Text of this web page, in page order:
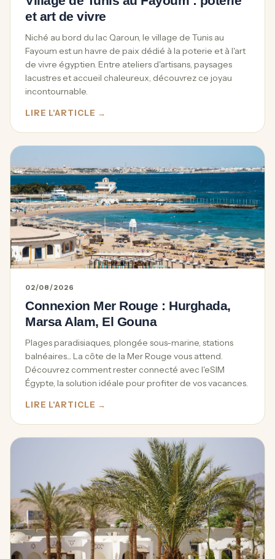
et art de vivre
Niché au bord du lac Qaroun, le village de Tunis au
Fayoum est un havre de paix dédié à la poterie et à l'art
de vivre égyptien. Entre ateliers d'artisans, paysages
lacustres et accueil chaleureux, découvrez ce joyau
incontournable.
LIRE L'ARTICLE →
02/08/2026
Connexion Mer Rouge : Hurghada,
Marsa Alam, El Gouna
Plages paradisiaques, plongée sous-marine, stations
balnéaires... La côte de la Mer Rouge vous attend.
Découvrez comment rester connecté avec l'eSIM
Égypte, la solution idéale pour profiter de vos vacances.
LIRE L'ARTICLE →